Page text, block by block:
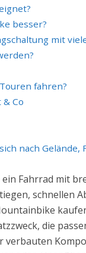
besser?
mit
fahren?
Co
nach Gelände,
Fahrrad mit
die
verbauten